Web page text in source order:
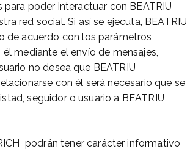
poder interactuar con BEATRIU
red social. Si así se ejecuta, BEATRIU
de acuerdo con los parámetros
mediante el envío de mensajes,
no desea que BEATRIU
con él será necesario que se
seguidor o usuario a BEATRIU
podrán tener carácter informativo